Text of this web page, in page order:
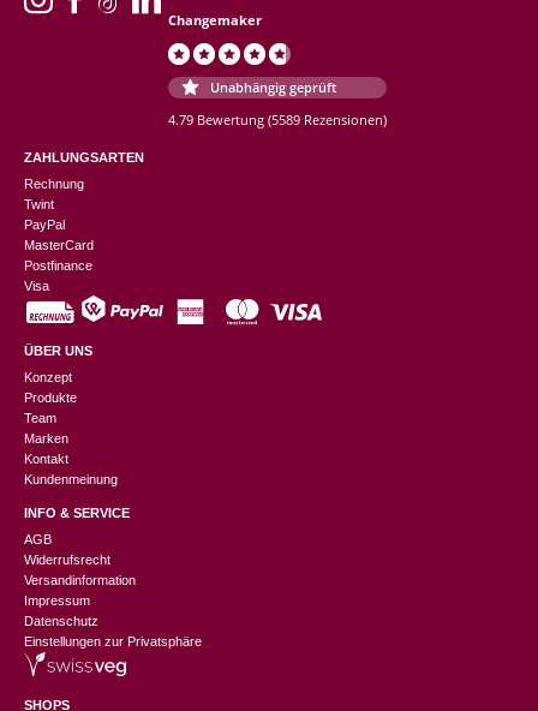
Changemaker
Unabhängig geprüft
4.79 Bewertung (5589 Rezensionen)
ZAHLUNGSARTEN
Rechnung
Twint
PayPal
MasterCard
Postfinance
Visa
ÜBER UNS
Konzept
Produkte
Team
Marken
Kontakt
Kundenmeinung
INFO & SERVICE
AGB
Widerrufsrecht
Versandinformation
Impressum
Datenschutz
Einstellungen zur Privatsphäre
SHOPS